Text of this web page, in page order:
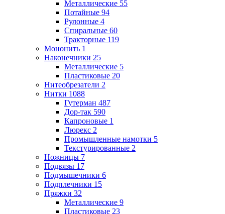
Металлические 55
Потайные 94
Рулонные 4
Спиральные 60
Тракторные 119
Мононить 1
Наконечники 25
Металлические 5
Пластиковые 20
Нитеобрезатели 2
Нитки 1088
Гутерман 487
Дор-так 590
Капроновые 1
Люрекс 2
Промышленные намотки 5
Текстурированные 2
Ножницы 7
Подвязы 17
Подмышечники 6
Подплечники 15
Пряжки 32
Металлические 9
Пластиковые 23